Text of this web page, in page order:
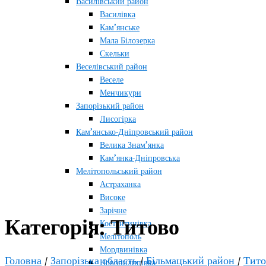
Василівка
Кам’янське
Мала Білозерка
Скельки
Веселівський район
Веселе
Менчикури
Запорізький район
Лисогірка
Кам’янсько-Дніпровський район
Велика Знам’янка
Кам’янка-Дніпровська
Мелітопольський район
Астраханка
Високе
Зарічне
Костянтинівка
Мелітополь
Мордвинівка
Новопилипівка
Категорія:Титово
Головна / Запорізька область/ Більмацький район /